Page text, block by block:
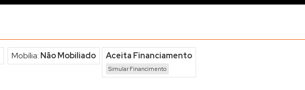
Mobília: Não Mobiliado Aceita Financiamento
Simular Financimento